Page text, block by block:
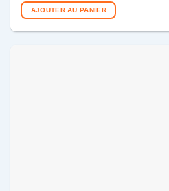
initial
était :
185,00€.
actuel
est :
180,00€.
AJOUTER AU PANIER